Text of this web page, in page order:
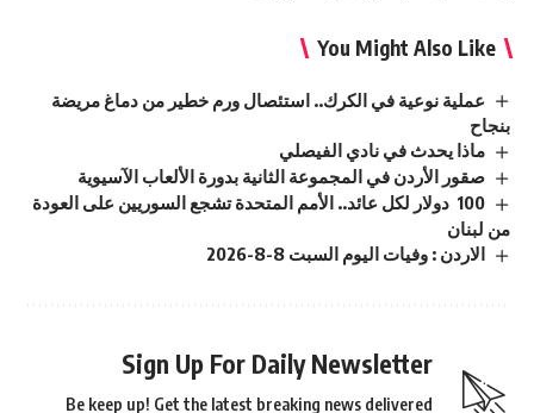
You Might Also Like
عملية نوعية في الكرك.. استئصال ورم خطير من دماغ مريضة
بنجاح
ماذا يحدث في نادي الفيصلي
صقور الأردن في المجموعة الثانية بدورة الألعاب الآسيوية
100 دولار لكل عائد.. الأمم المتحدة تشجع السوريين على العودة
من لبنان
الاردن : وفيات اليوم السبت 8-8-2026
Sign Up For Daily Newsletter
Be keep up! Get the latest breaking news delivered